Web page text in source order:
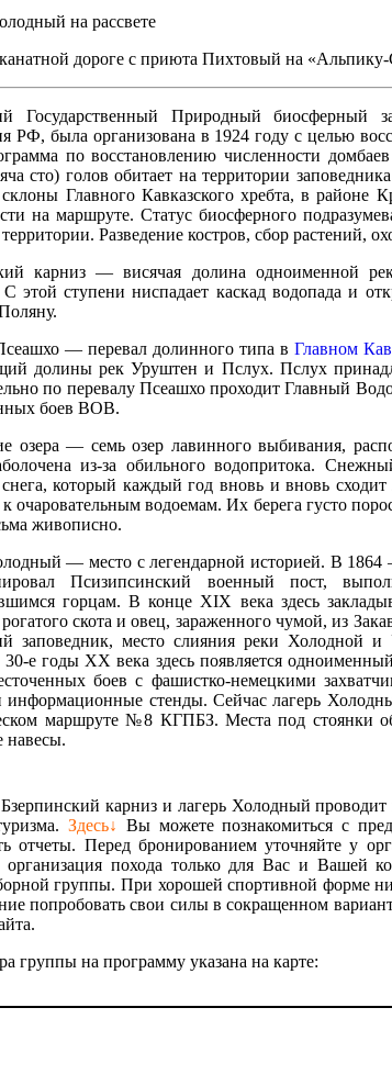
на рассвете
дороге с приюта Пихтовый на «Альпику-
Государственный Природный биосферный
РФ, была организована в 1924 году с целью
по восстановлению численности
сто) голов обитает на территории
Главного Кавказского хребта, в
на маршруте. Статус биосферного
Разведение костров, сбор растений,
карниз — висячая долина одноименной
этой ступени ниспадает каскад водопада и
— перевал долинного типа в Главном
долины рек Уруштен и Пслух. Пслух
по перевалу Псеашхо проходит Главный
боев ВОВ.
озера — семь озер лавинного выбивания,
из-за обильного водопритока.
который каждый год вновь и вновь
очаровательным водоемам. Их берега густо
живописно.
— место с легендарной историей. В 1864
Псизипсинский военный пост,
горцам. В конце XIX века здесь
скота и овец, зараженного чумой, из
заповедник, место слияния реки Холодной
30-е годы XX века здесь появляется
боев с фашистко-немецкими
информационные стенды. Сейчас лагерь
маршруте №8 КГПБЗ. Места под стоянки
навесы.
карниз и лагерь Холодный
Здесь↓ Вы можете познакомиться с
отчеты. Перед бронированием уточняйте у
организация похода только для Вас и Вашей
группы. При хорошей спортивной форме
попробовать свои силы в сокращенном
группы на программу указана на карте: